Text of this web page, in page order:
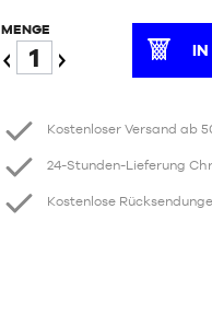
MENGE
IN
Kostenloser Versand ab
24-Stunden-Lieferung
Kostenlose